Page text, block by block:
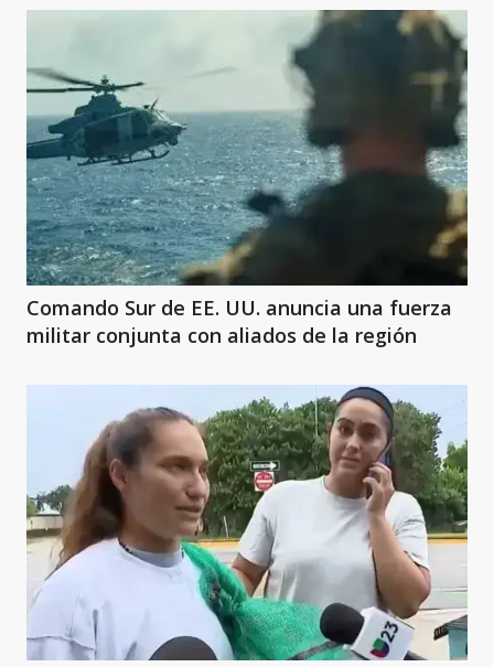
Comando Sur de EE. UU. anuncia una fuerza
militar conjunta con aliados de la región